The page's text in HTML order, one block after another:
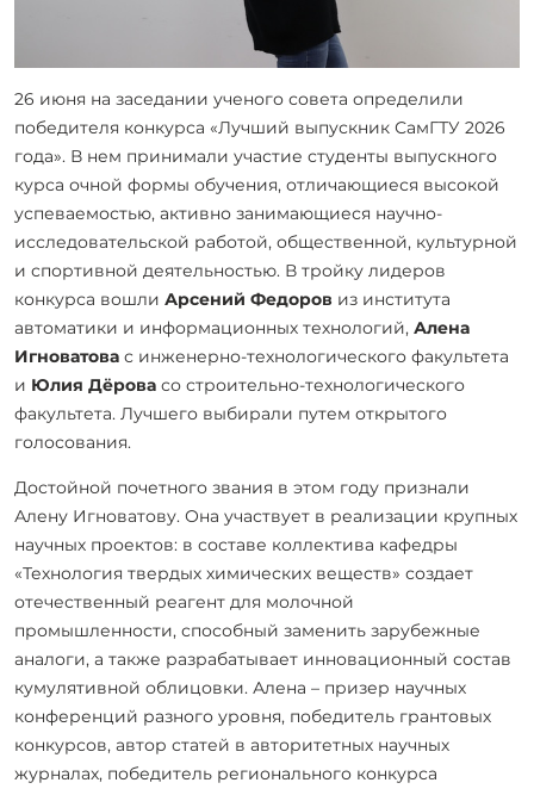
26 июня на заседании ученого совета определили
победителя конкурса «Лучший выпускник СамГТУ 2026
года». В нем принимали участие студенты выпускного
курса очной формы обучения, отличающиеся высокой
успеваемостью, активно занимающиеся научно-
исследовательской работой, общественной, культурной
и спортивной деятельностью. В тройку лидеров
конкурса вошли Арсений Федоров из института
автоматики и информационных технологий, Алена
Игноватова с инженерно-технологического факультета
и Юлия Дёрова со строительно-технологического
факультета. Лучшего выбирали путем открытого
голосования.
Достойной почетного звания в этом году признали
Алену Игноватову. Она участвует в реализации крупных
научных проектов: в составе коллектива кафедры
«Технология твердых химических веществ» создает
отечественный реагент для молочной
промышленности, способный заменить зарубежные
аналоги, а также разрабатывает инновационный состав
кумулятивной облицовки. Алена – призер научных
конференций разного уровня, победитель грантовых
конкурсов, автор статей в авторитетных научных
журналах, победитель регионального конкурса